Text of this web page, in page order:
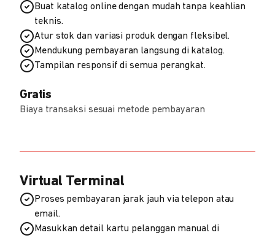
Buat katalog online dengan mudah tanpa keahlian
teknis.
Atur stok dan variasi produk dengan fleksibel.
Mendukung pembayaran langsung di katalog.
Tampilan responsif di semua perangkat.
Gratis
Biaya transaksi sesuai metode pembayaran
Virtual Terminal
Proses pembayaran jarak jauh via telepon atau
email.
Masukkan detail kartu pelanggan manual di